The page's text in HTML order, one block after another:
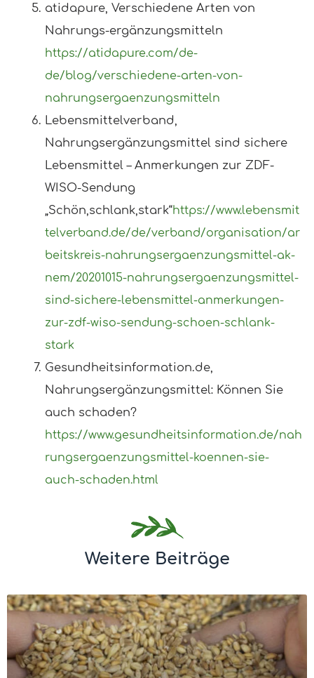
atidapure, Verschiedene Arten von
Nahrungs-ergänzungsmitteln
https://atidapure.com/de-
de/blog/verschiedene-arten-von-
nahrungsergaenzungsmitteln
Lebensmittelverband,
Nahrungsergänzungsmittel sind sichere
Lebensmittel – Anmerkungen zur ZDF-
WISO-Sendung
„Schön,schlank,stark“https://www.lebensmit
telverband.de/de/verband/organisation/ar
beitskreis-nahrungsergaenzungsmittel-ak-
nem/20201015-nahrungsergaenzungsmittel-
sind-sichere-lebensmittel-anmerkungen-
zur-zdf-wiso-sendung-schoen-schlank-
stark
Gesundheitsinformation.de,
Nahrungsergänzungsmittel: Können Sie
auch schaden?
https://www.gesundheitsinformation.de/nah
rungsergaenzungsmittel-koennen-sie-
auch-schaden.html
Weitere Beiträge